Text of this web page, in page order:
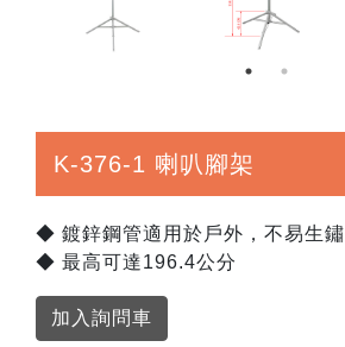
K-376-1 喇叭腳架
◆ 鍍鋅鋼管適用於戶外，不易生鏽
◆ 最高可達196.4公分
加入詢問車